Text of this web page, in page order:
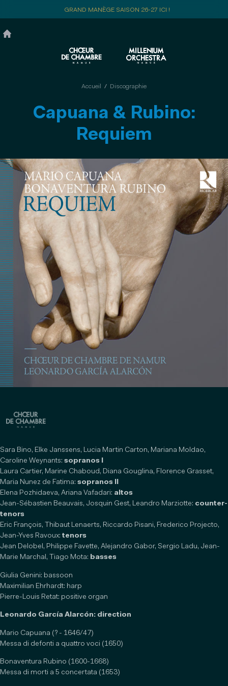
principal
GRAND MANÈGE SAISON 26-27 ICI !
Accueil Discographie
Capuana & Rubino:
Requiem
Sara Bino, Elke Janssens, Lucia Martin Carton, Mariana Moldao,
Caroline Weynants: sopranos I
Laura Cartier, Marine Chaboud, Diana Gouglina, Florence Grasset,
Maria Nunez de Fatima: sopranos II
Elena Pozhidaeva, Ariana Vafadari: altos
Jean-Sébastien Beauvais, Josquin Gest, Leandro Marziotte: counter-
tenors
Eric François, Thibaut Lenaerts, Riccardo Pisani, Frederico Projecto,
Jean-Yves Ravoux: tenors
Jean Delobel, Philippe Favette, Alejandro Gabor, Sergio Ladu, Jean-
Marie Marchal, Tiago Mota: basses
Giulia Genini: bassoon
Maximilian Ehrhardt: harp
Pierre-Louis Retat: positive organ
Leonardo García Alarcón: direction
Mario Capuana (? - 1646/47)
Messa di defonti a quattro voci (1650)
Bonaventura Rubino (1600-1668)
Messa di morti a 5 concertata (1653)